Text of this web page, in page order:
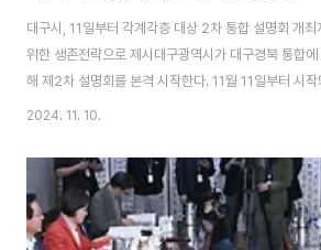
대구시, 11일부터 각계각층 대상 2차 통합 설명회 개
위한 생존전략으로 제시대구광역시가 대구경북 통합에
해 제2차 설명회를 본격 시작한다. 11월 11일부터 시작
국노총 대구지역본부와 대구시체육회를 시작으로 12월
으로 진행된 것에 이어, 이번 2차 설명회는 상공회의소
흥원 등으로 대상을 확대하여 30개 이상의 기관을 대
는 이번 설명회를 통해 지역이 직면한 지방소멸 위기의
극복하기 위한 필수 전략으로서 대구경북 통합의 당위
2024. 11. 10.